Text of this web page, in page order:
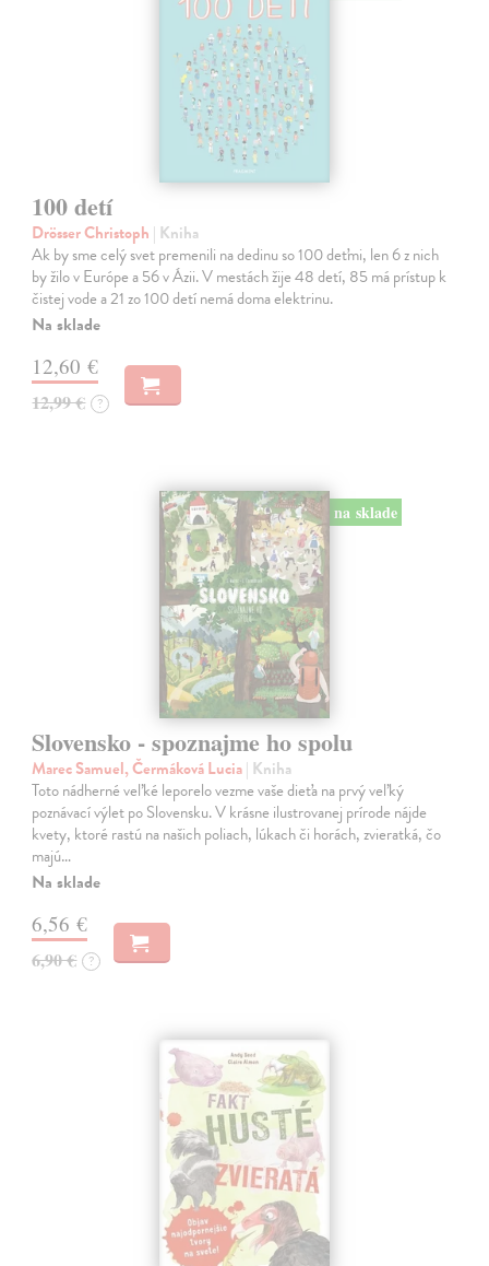
100 detí
Drösser Christoph | Kniha
Ak by sme celý svet premenili na dedinu so 100 deťmi, len 6 z nich
by žilo v Európe a 56 v Ázii. V mestách žije 48 detí, 85 má prístup k
čistej vode a 21 zo 100 detí nemá doma elektrinu.
Na sklade
12,60 €
12,99 € ?
na sklade
Slovensko - spoznajme ho spolu
Marec Samuel, Čermáková Lucia| Kniha
Toto nádherné veľké leporelo vezme vaše dieťa na prvý veľký
poznávací výlet po Slovensku. V krásne ilustrovanej prírode nájde
kvety, ktoré rastú na našich poliach, lúkach či horách, zvieratká, čo
majú…
Na sklade
6,56 €
6,90 € ?